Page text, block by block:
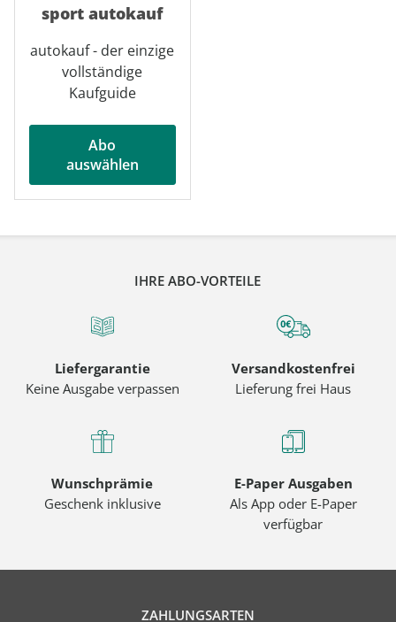
sport autokauf
autokauf - der einzige
vollständige
Kaufguide
Abo
auswählen
IHRE ABO-VORTEILE
Liefergarantie
Keine Ausgabe verpassen
Versandkostenfrei
Lieferung frei Haus
Wunschprämie
Geschenk inklusive
E-Paper Ausgaben
Als App oder E-Paper
verfügbar
ZAHLUNGSARTEN